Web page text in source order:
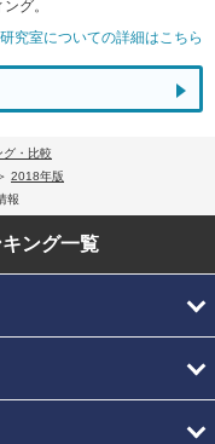
グ。
究室についての詳細はこちら
グ・比較
2018年版
報
ング一覧